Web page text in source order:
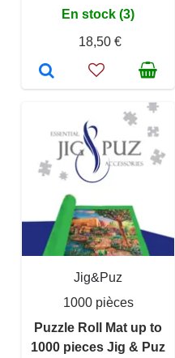
En stock (3)
18,50 €
Jig&Puz
1000 pièces
Puzzle Roll Mat up to
1000 pieces Jig & Puz